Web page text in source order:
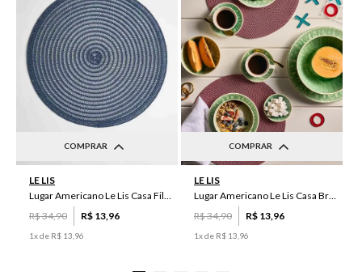
COMPRAR
LE LIS
Lugar Americano Le Lis Casa Filipa
R$34,90 R$ 13 96
1x de R$ 13 96
COMPRAR
LE LIS
Lugar Americano Le Lis Casa Brenda
R$34,90 R$ 13 96
1x de R$ 13 96